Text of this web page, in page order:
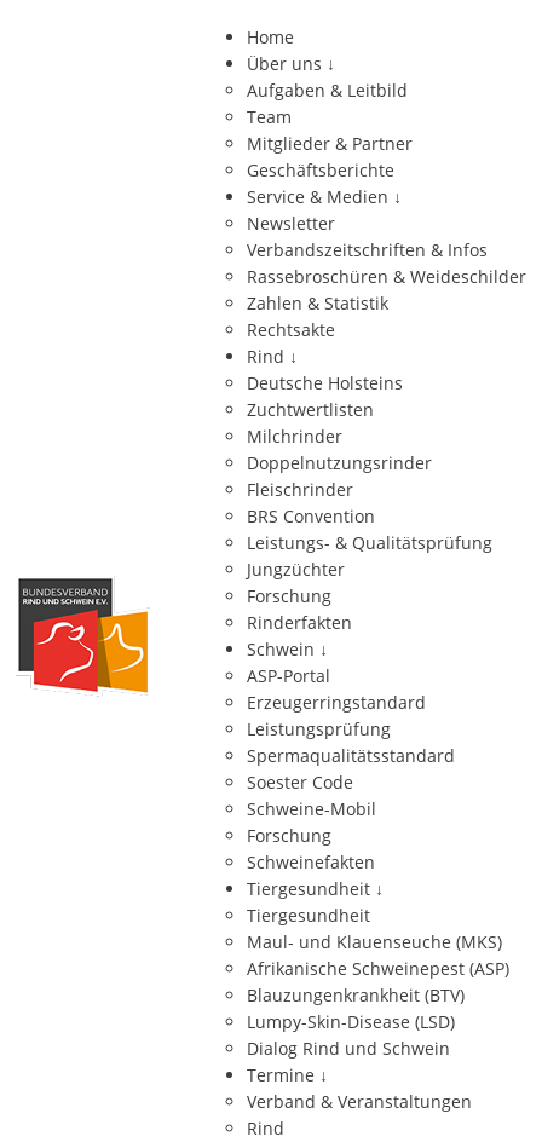
Home
Über uns ↓
Aufgaben & Leitbild
Team
Mitglieder & Partner
Geschäftsberichte
Service & Medien ↓
Newsletter
Verbandszeitschriften & Infos
Rassebroschüren & Weideschilder
Zahlen & Statistik
Rechtsakte
Rind ↓
Deutsche Holsteins
Zuchtwertlisten
Milchrinder
Doppelnutzungsrinder
Fleischrinder
BRS Convention
Leistungs- & Qualitätsprüfung
Jungzüchter
Forschung
Rinderfakten
Schwein ↓
ASP-Portal
Erzeugerringstandard
Leistungsprüfung
Spermaqualitätsstandard
Soester Code
Schweine-Mobil
Forschung
Schweinefakten
Tiergesundheit ↓
Tiergesundheit
Maul- und Klauenseuche (MKS)
Afrikanische Schweinepest (ASP)
Blauzungenkrankheit (BTV)
Lumpy-Skin-Disease (LSD)
Dialog Rind und Schwein
Termine ↓
Verband & Veranstaltungen
Rind